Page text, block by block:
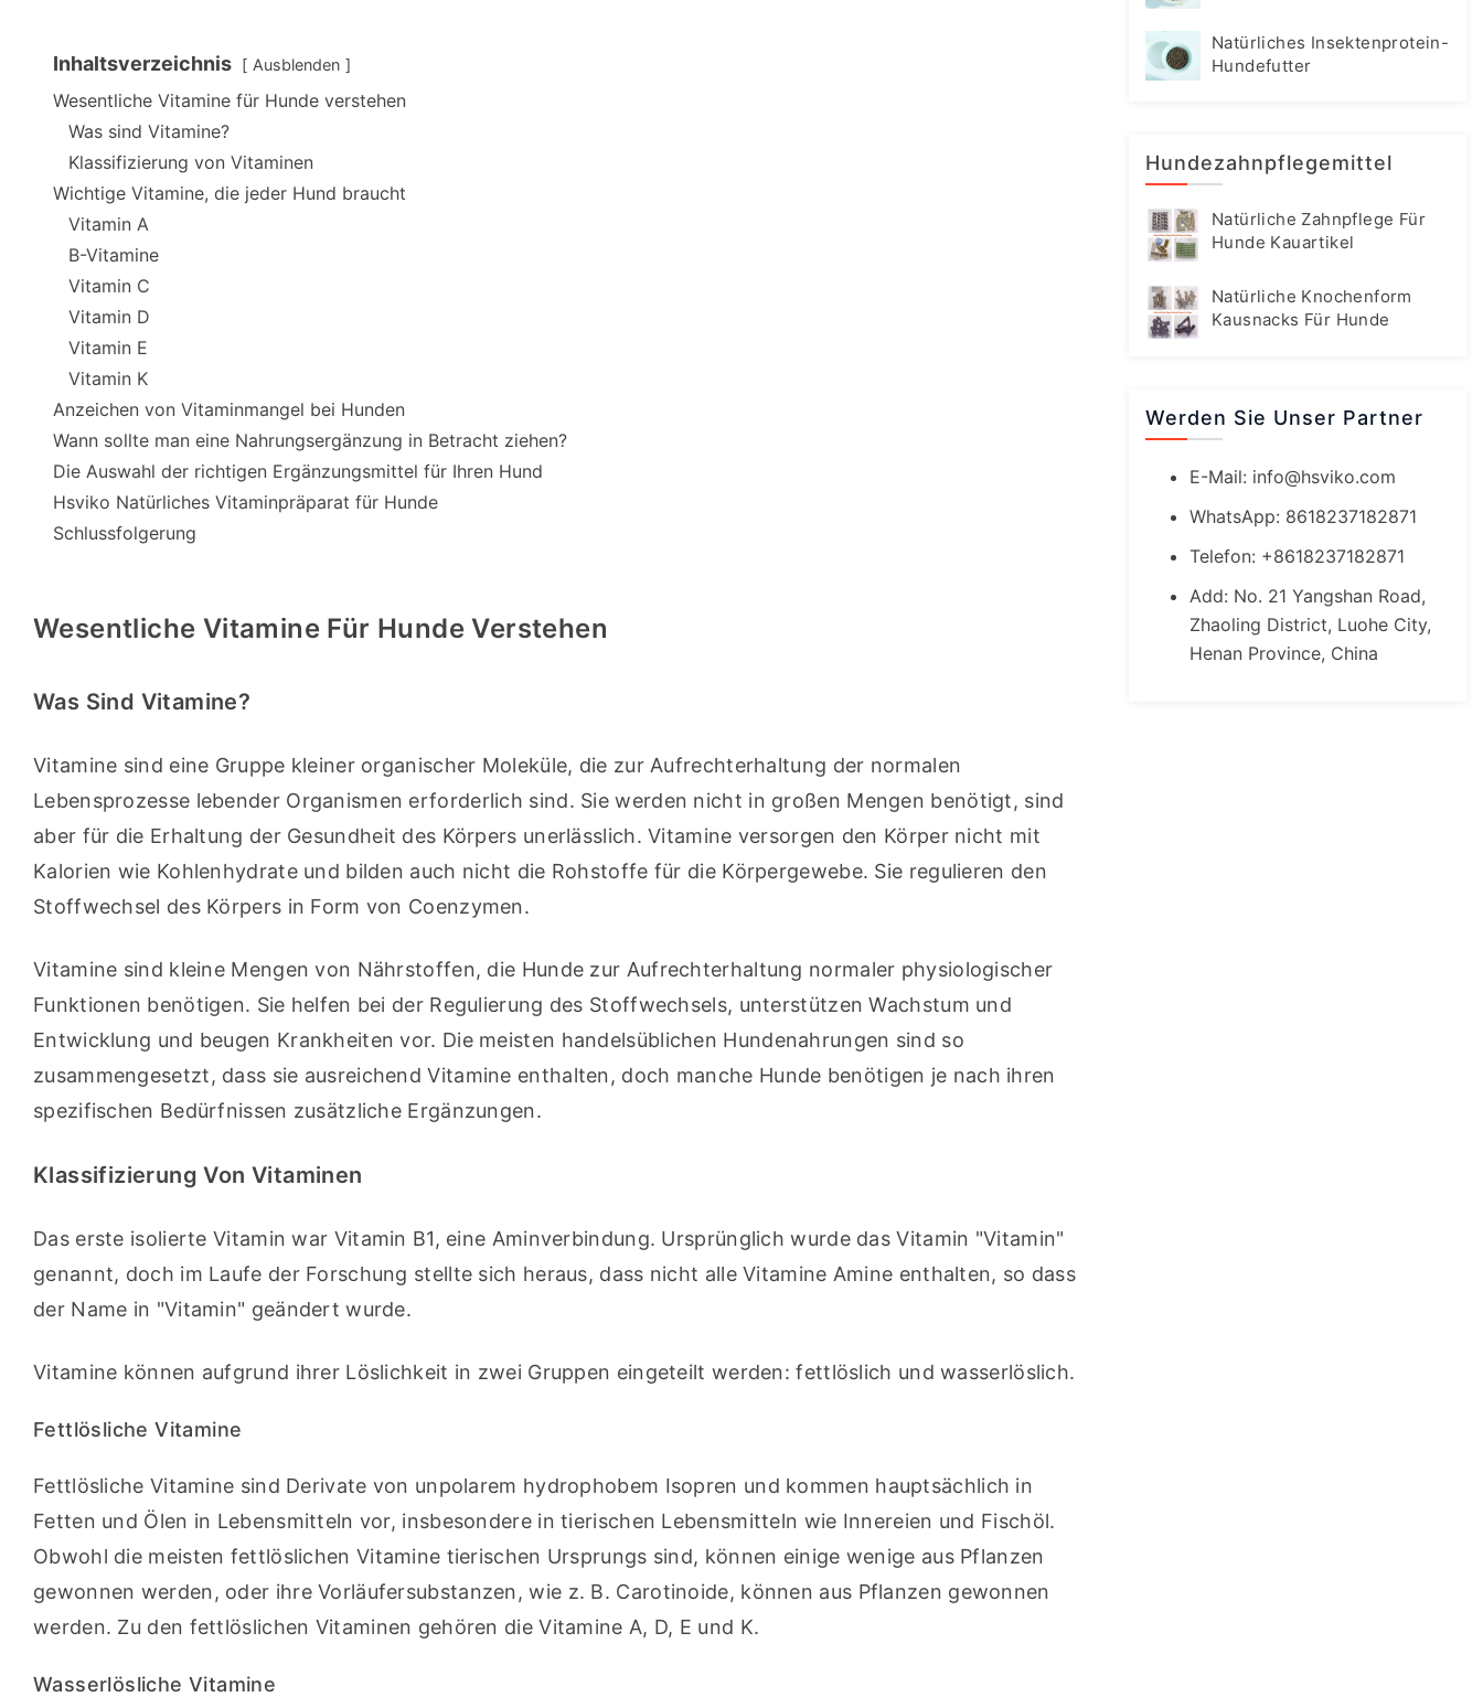
Inhaltsverzeichnis Ausblenden
Wesentliche Vitamine für Hunde verstehen
Was sind Vitamine?
Klassifizierung von Vitaminen
Wichtige Vitamine, die jeder Hund braucht
Vitamin A
B-Vitamine
Vitamin C
Vitamin D
Vitamin E
Vitamin K
Anzeichen von Vitaminmangel bei Hunden
Wann sollte man eine Nahrungsergänzung in Betracht ziehen?
Die Auswahl der richtigen Ergänzungsmittel für Ihren Hund
Hsviko Natürliches Vitaminpräparat für Hunde
Schlussfolgerung
Wesentliche Vitamine Für Hunde Verstehen
Was Sind Vitamine?
Vitamine sind eine Gruppe kleiner organischer Moleküle, die zur Aufrechterhaltung der normalen
Lebensprozesse lebender Organismen erforderlich sind. Sie werden nicht in großen Mengen benötigt, sind
aber für die Erhaltung der Gesundheit des Körpers unerlässlich. Vitamine versorgen den Körper nicht mit
Kalorien wie Kohlenhydrate und bilden auch nicht die Rohstoffe für die Körpergewebe. Sie regulieren den
Stoffwechsel des Körpers in Form von Coenzymen.
Vitamine sind kleine Mengen von Nährstoffen, die Hunde zur Aufrechterhaltung normaler physiologischer
Funktionen benötigen. Sie helfen bei der Regulierung des Stoffwechsels, unterstützen Wachstum und
Entwicklung und beugen Krankheiten vor. Die meisten handelsüblichen Hundenahrungen sind so
zusammengesetzt, dass sie ausreichend Vitamine enthalten, doch manche Hunde benötigen je nach ihren
spezifischen Bedürfnissen zusätzliche Ergänzungen.
Klassifizierung Von Vitaminen
Das erste isolierte Vitamin war Vitamin B1, eine Aminverbindung. Ursprünglich wurde das Vitamin "Vitamin"
genannt, doch im Laufe der Forschung stellte sich heraus, dass nicht alle Vitamine Amine enthalten, so dass
der Name in "Vitamin" geändert wurde.
Vitamine können aufgrund ihrer Löslichkeit in zwei Gruppen eingeteilt werden: fettlöslich und wasserlöslich.
Fettlösliche Vitamine
Fettlösliche Vitamine sind Derivate von unpolarem hydrophobem Isopren und kommen hauptsächlich in
Fetten und Ölen in Lebensmitteln vor, insbesondere in tierischen Lebensmitteln wie Innereien und Fischöl.
Obwohl die meisten fettlöslichen Vitamine tierischen Ursprungs sind, können einige wenige aus Pflanzen
gewonnen werden, oder ihre Vorläufersubstanzen, wie z. B. Carotinoide, können aus Pflanzen gewonnen
werden. Zu den fettlöslichen Vitaminen gehören die Vitamine A, D, E und K.
Wasserlösliche Vitamine
Natürliches Insektenprotein-
Hundefutter
Hundezahnpflegemittel
Natürliche Zahnpflege Für
Hunde Kauartikel
Natürliche Knochenform
Kausnacks Für Hunde
Werden Sie Unser Partner
E-Mail: info@hsviko.com
WhatsApp: 8618237182871
Telefon: +8618237182871
Add: No. 21 Yangshan Road,
Zhaoling District, Luohe City,
Henan Province, China